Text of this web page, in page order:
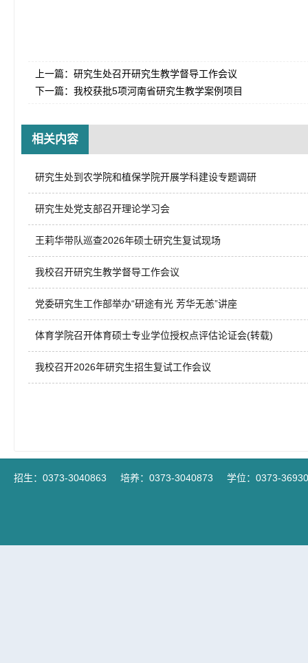
上一篇： 研究生处召开研究生教学督导工作会议
下一篇： 我校获批5项河南省研究生教学案例项目
相关内容
研究生处到农学院和植保学院开展学科建设专题调研
研究生处党支部召开理论学习会
王莉华带队巡查2026年硕士研究生复试现场
我校召开研究生教学督导工作会议
党委研究生工作部举办“研途有光 芳华无恙”讲座
体育学院召开体育硕士专业学位授权点评估论证会(转载)
我校召开2026年研究生招生复试工作会议
招生：0373-3040863 培养：0373-3040873 学位：0373-